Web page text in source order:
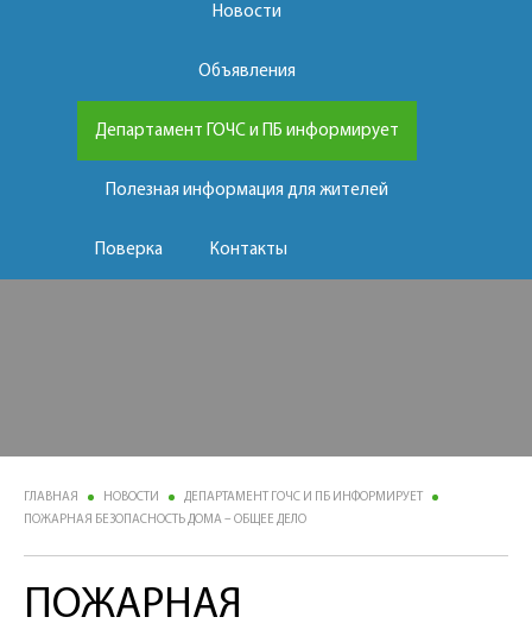
Новости
Объявления
Департамент ГОЧС и ПБ информирует
Полезная информация для жителей
Поверка Контакты
ГЛАВНАЯ НОВОСТИ
ДЕПАРТАМЕНТ ГОЧС И ПБ ИНФОРМИРУЕТ
ПОЖАРНАЯ БЕЗОПАСНОСТЬ ДОМА – ОБЩЕЕ ДЕЛО
ПОЖАРНАЯ